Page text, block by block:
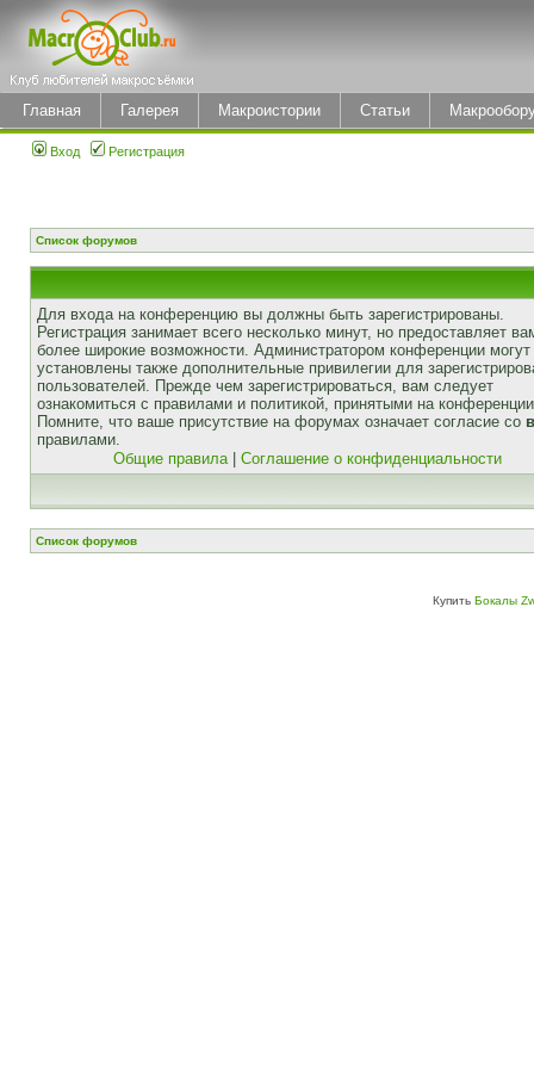
Главная Галерея Макроистории Статьи
Вход Регистрация
Список форумов
Для входа на конференцию вы должны быть зарегистрированы.
Регистрация занимает всего несколько минут, но предоставляет
более широкие возможности. Администратором конференции
установлены также дополнительные привилегии для
пользователей. Прежде чем зарегистрироваться, вам следует
ознакомиться с правилами и политикой, принятыми на
Помните, что ваше присутствие на форумах означает согласие со
правилами.
Общие правила| Соглашение о конфиденциальности
Список форумов
Купить Бокалы